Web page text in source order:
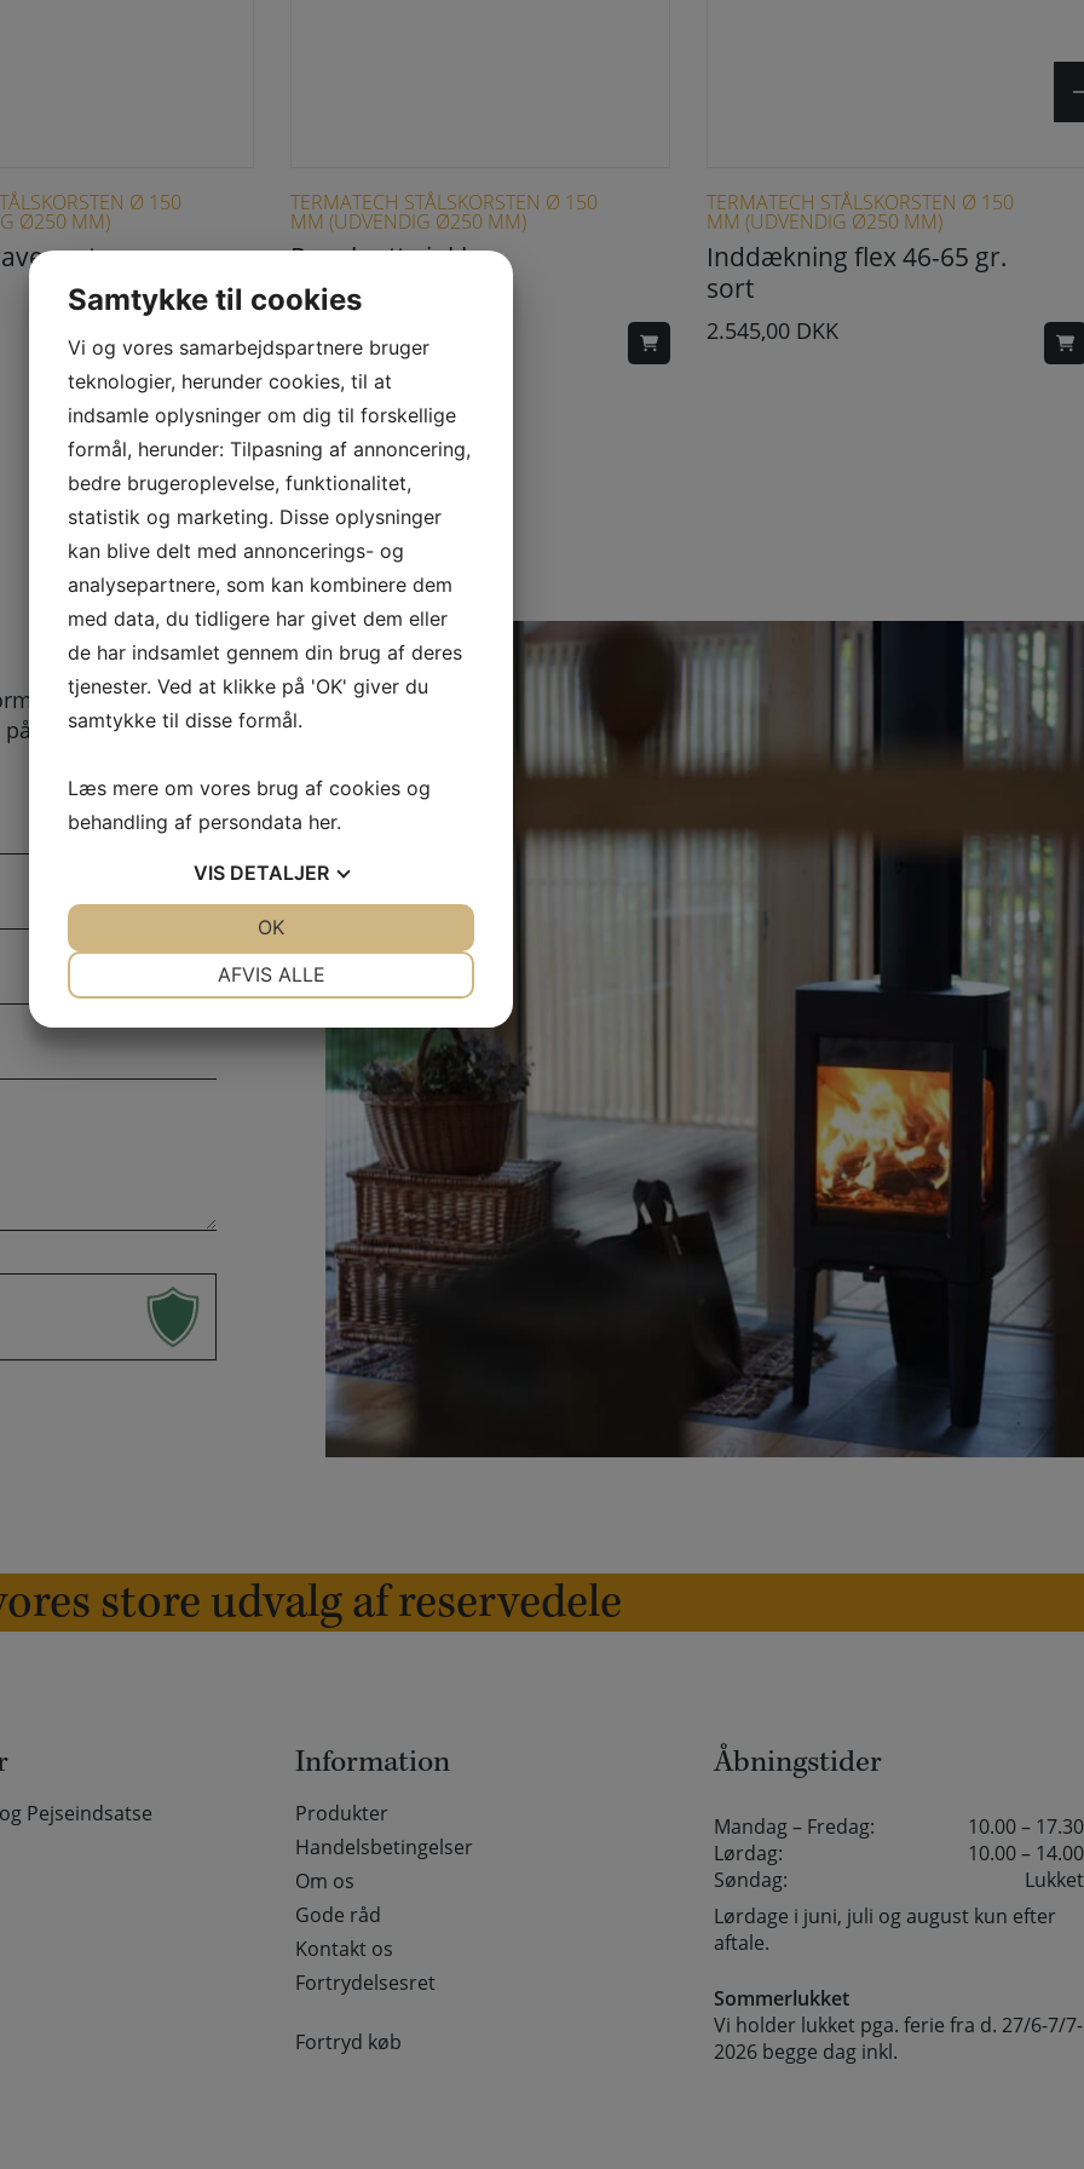
Ø 150
Ø250 MM)
sort
TERMATECH STÅLSKORSTEN Ø 150
MM (UDVENDIG Ø250 MM)
Regnhætte inkl.
spændebånd sort
TERMATECH STÅLSKORSTEN Ø 150
MM (UDVENDIG Ø250 MM)
Inddækning flex 46-65 gr.
sort
2.545,00 DKK
kan
her. Vi bestræber
store udvalg af reservedele
Pejseindsatse
Information
Produkter
Handelsbetingelser
Om os
Gode råd
Kontakt os
Fortrydelsesret
Fortryd køb
Åbningstider
Mandag – Fredag:
10.00 – 17.30
Lørdag:
10.00 – 14.00
Søndag:
Lukket
Lørdage i juni, juli og august kun efter
aftale.
Sommerlukket
Vi holder lukket pga. ferie fra d. 27/6-7/7-
2026 begge dag inkl.
Samtykke til cookies
Vi og vores samarbejdspartnere bruger
teknologier, herunder cookies, til at
indsamle oplysninger om dig til forskellige
formål, herunder: Tilpasning af annoncering,
bedre brugeroplevelse, funktionalitet,
statistik og marketing. Disse oplysninger
kan blive delt med annoncerings- og
analysepartnere, som kan kombinere dem
med data, du tidligere har givet dem eller
de har indsamlet gennem din brug af deres
tjenester. Ved at klikke på 'OK' giver du
samtykke til disse formål.
Læs mere om vores brug af cookies og
behandling af persondata her.
VIS DETALJER
AFVIS ALLE
OK